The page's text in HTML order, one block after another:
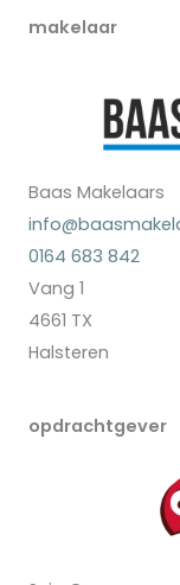
makelaar
Baas Makelaars
0164 683 842
Vang 1
4661 TX
Halsteren
opdrachtgever